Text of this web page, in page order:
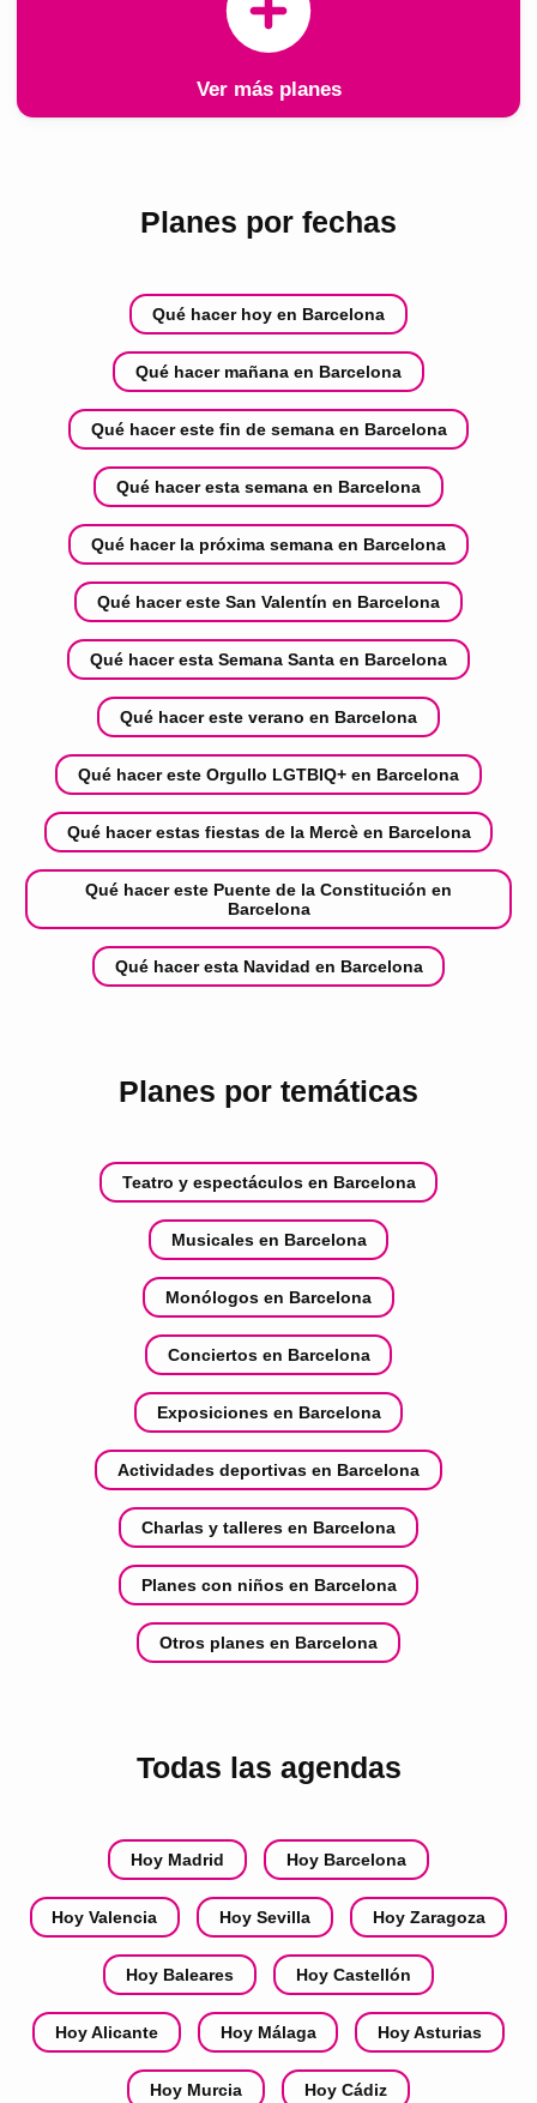
Ver más planes
Planes por fechas
Qué hacer hoy en Barcelona
Qué hacer mañana en Barcelona
Qué hacer este fin de semana en Barcelona
Qué hacer esta semana en Barcelona
Qué hacer la próxima semana en Barcelona
Qué hacer este San Valentín en Barcelona
Qué hacer esta Semana Santa en Barcelona
Qué hacer este verano en Barcelona
Qué hacer este Orgullo LGTBIQ+ en Barcelona
Qué hacer estas fiestas de la Mercè en Barcelona
Qué hacer este Puente de la Constitución en
Barcelona
Qué hacer esta Navidad en Barcelona
Planes por temáticas
Teatro y espectáculos en Barcelona
Musicales en Barcelona
Monólogos en Barcelona
Conciertos en Barcelona
Exposiciones en Barcelona
Actividades deportivas en Barcelona
Charlas y talleres en Barcelona
Planes con niños en Barcelona
Otros planes en Barcelona
Todas las agendas
Hoy Madrid Hoy Barcelona
Hoy Valencia Hoy Sevilla Hoy Zaragoza
Hoy Baleares Hoy Castellón
Hoy Alicante Hoy Málaga Hoy Asturias
Hoy Murcia Hoy Cádiz